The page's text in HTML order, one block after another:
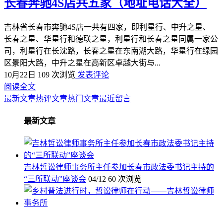
长春奔驰4S店共五家（地址电话大全）
吉林省长春市奔驰4S店一共有四家，即利星行、中升之星、
长春之星、华星行和德联之星，利星行和长春之星同属一家公
司，利星行在长沈路，长春之星在东南湖大路，华星行在绿园
区景阳大路，中升之星在高新区卓越大街与...
10月22日 109 次浏览 发表评论
阅读全文
最新文章热评文章热门文章最近留言
最新文章
吉林哲讼律师事务所主任参加长春市政法委书记主持的
“三所联动”座谈会 04/12 60 次浏览